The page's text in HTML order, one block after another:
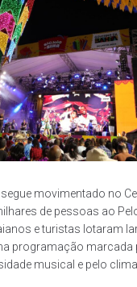
movimentado no
de pessoas ao
e turistas lotaram
programação marcada
musical e pelo